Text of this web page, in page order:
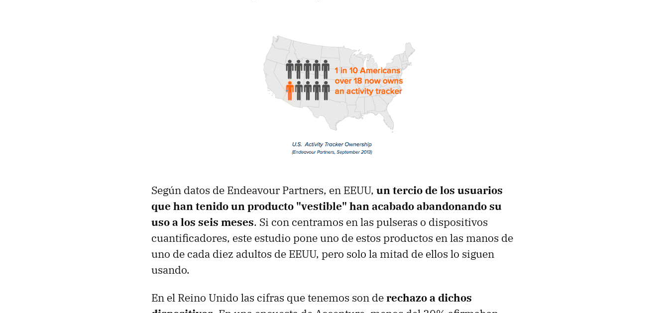
Según datos de Endeavour Partners, en EEUU, un tercio de los usuarios
que han tenido un producto "vestible" han acabado abandonando su
uso a los seis meses. Si con centramos en las pulseras o dispositivos
cuantificadores, este estudio pone uno de estos productos en las manos de
uno de cada diez adultos de EEUU, pero solo la mitad de ellos lo siguen
usando.
En el Reino Unido las cifras que tenemos son derechazo a dichos